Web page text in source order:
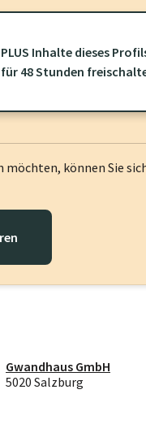
Inhaltedie Sie
PLUS Inhalte dieses
für 48 Stunden
möchten, können Sie
Gwandhaus GmbH
5020 Salzburg